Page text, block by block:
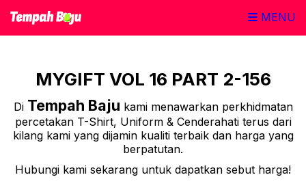
MENU
MYGIFT VOL 16 PART 2-156
Di Tempah Baju kami menawarkan perkhidmatan
percetakan T-Shirt, Uniform & Cenderahati terus dari
kilang kami yang dijamin kualiti terbaik dan harga yang
berpatutan.
Hubungi kami sekarang untuk dapatkan sebut harga!